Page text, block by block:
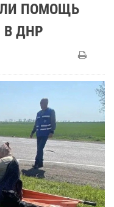
ПОМОЩЬ
ДНР